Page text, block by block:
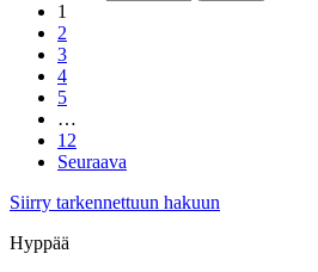
1
2
3
4
5
…
12
Seuraava
Siirry tarkennettuun hakuun
Hyppää